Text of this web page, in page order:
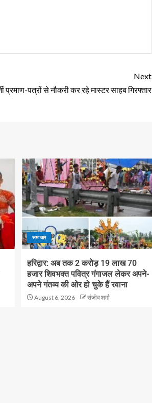
Next
प्रमाण-पत्रों से नौकरी कर रहे मास्टर साहब गिरफ्तार
समाचार
हरिद्वार: अब तक 2 करोड़ 19 लाख 70
हजार शिवभक्त पवित्र गंगाजल लेकर अपने-
अपने गंतव्य की ओर हो चुके हैं रवाना
August 6, 2026 संजीव शर्मा